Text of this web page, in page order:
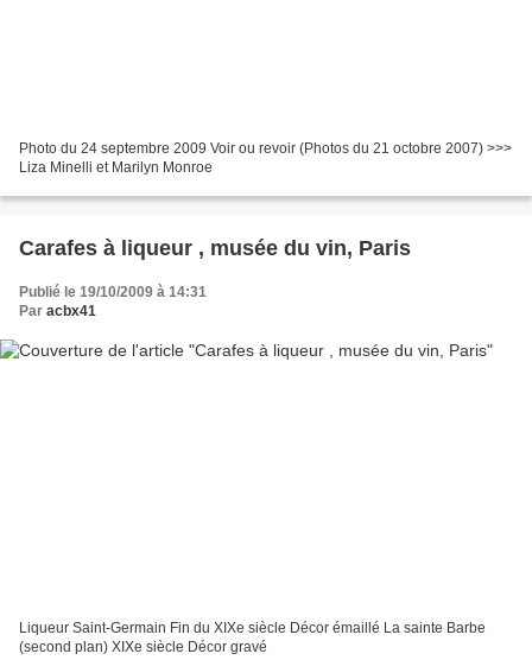
Photo du 24 septembre 2009 Voir ou revoir (Photos du 21 octobre 2007) >>>
Liza Minelli et Marilyn Monroe
Carafes à liqueur , musée du vin, Paris
Publié le 19/10/2009 à 14:31
Par acbx41
Liqueur Saint-Germain Fin du XIXe siècle Décor émaillé La sainte Barbe
(second plan) XIXe siècle Décor gravé